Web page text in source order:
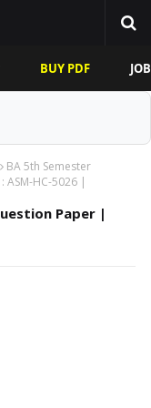
BUY PDF
BA 5th Semester
HC-5026 |
Paper |